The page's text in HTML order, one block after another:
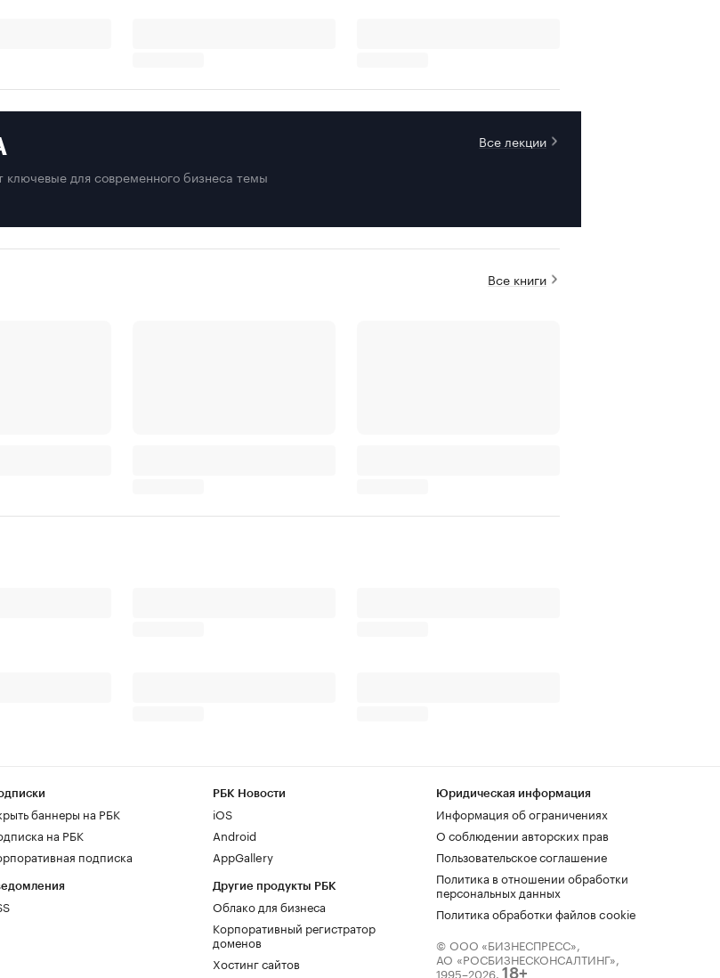
Все лекции
для современного бизнеса темы
Все книги
баннеры на РБК
на РБК
подписка
РБК Новости
iOS
Android
AppGallery
Другие продукты РБК
Облако для бизнеса
Корпоративный регистратор
доменов
Хостинг сайтов
Юридическая информация
Информация об ограничениях
О соблюдении авторских прав
Пользовательское соглашение
Политика в отношении обработки
персональных данных
Политика обработки файлов cookie
© ООО «БИЗНЕСПРЕСС»,
АО «РОСБИЗНЕСКОНСАЛТИНГ»,
1995–2026. 18+